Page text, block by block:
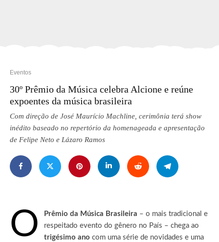
Eventos
30º Prêmio da Música celebra Alcione e reúne
expoentes da música brasileira
Com direção de José Maurício Machline, cerimônia terá show
inédito baseado no repertório da homenageada e apresentação
de Felipe Neto e Lázaro Ramos
O Prêmio da Música Brasileira – o mais tradicional e
respeitado evento do gênero no País – chega ao
trigésimo ano com uma série de novidades e uma